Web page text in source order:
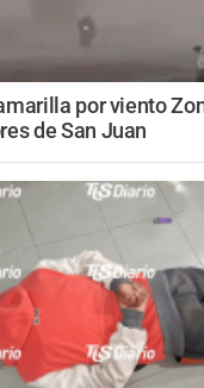
por viento
de San Juan